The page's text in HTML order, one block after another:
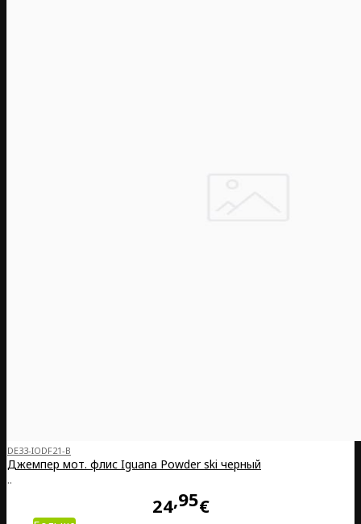
DE33-IODF21-B
Джемпер мот. флис Iguana Powder ski черный
..
24 95€